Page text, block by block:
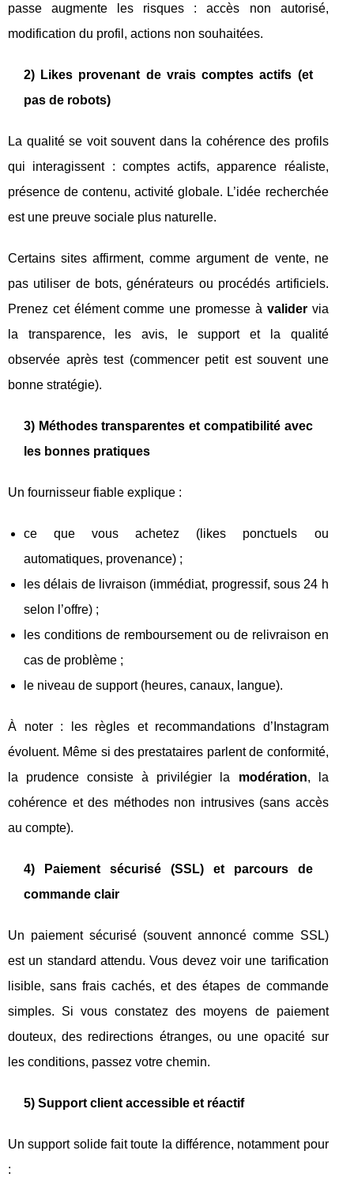
passe augmente les risques : accès non autorisé,
modification du profil, actions non souhaitées.
2) Likes provenant de vrais comptes actifs (et
pas de robots)
La qualité se voit souvent dans la cohérence des profils
qui interagissent : comptes actifs, apparence réaliste,
présence de contenu, activité globale. L’idée recherchée
est une preuve sociale plus naturelle.
Certains sites affirment, comme argument de vente, ne
pas utiliser de bots, générateurs ou procédés artificiels.
Prenez cet élément comme une promesse à validervia
la transparence, les avis, le support et la qualité
observée après test (commencer petit est souvent une
bonne stratégie).
3) Méthodes transparentes et compatibilité avec
les bonnes pratiques
Un fournisseur fiable explique :
ce que vous achetez (likes ponctuels ou
automatiques, provenance) ;
les délais de livraison (immédiat, progressif, sous 24 h
selon l’offre) ;
les conditions de remboursement ou de relivraison en
cas de problème ;
le niveau de support (heures, canaux, langue).
À noter : les règles et recommandations d’Instagram
évoluent. Même si des prestataires parlent de conformité,
la prudence consiste à privilégier la modération, la
cohérence et des méthodes non intrusives (sans accès
au compte).
4) Paiement sécurisé (SSL) et parcours de
commande clair
Un paiement sécurisé (souvent annoncé comme SSL)
est un standard attendu. Vous devez voir une tarification
lisible, sans frais cachés, et des étapes de commande
simples. Si vous constatez des moyens de paiement
douteux, des redirections étranges, ou une opacité sur
les conditions, passez votre chemin.
5) Support client accessible et réactif
Un support solide fait toute la différence, notamment pour
: